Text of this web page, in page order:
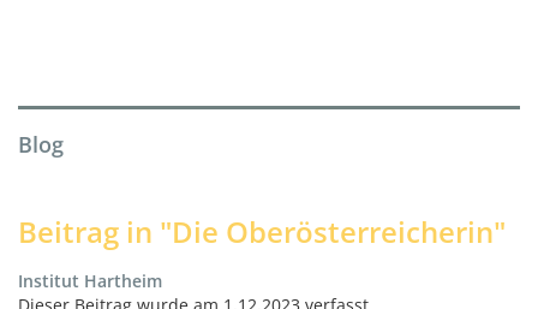
Blog
Beitrag in "Die Oberösterreicherin"
Institut Hartheim